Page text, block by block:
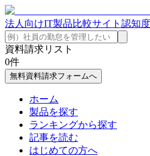
法人向けIT製品比較サイト 認知
資料請求リスト
0件
無料資料請求フォームへ
ホーム
製品を探す
ランキングから探す
記事を読む
はじめての方へ